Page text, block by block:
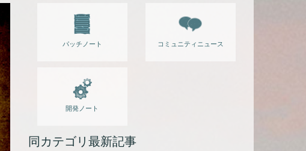
パッチノート コミュニティニュース
開発ノート
同カテゴリ最新記事